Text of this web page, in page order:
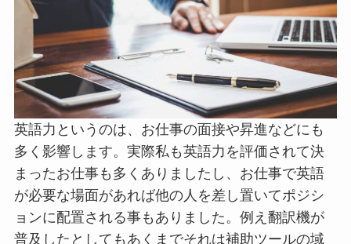
英語力というのは、お仕事の面接や昇進などにも
多く影響します。実際私も英語力を評価されて決
まったお仕事も多くありましたし、お仕事で英語
が必要な場面があれば他の人を差し置いてポジシ
ョンに配置される事もありました。例え翻訳機が
普及したとしてもあくまでそれは補助ツールの域